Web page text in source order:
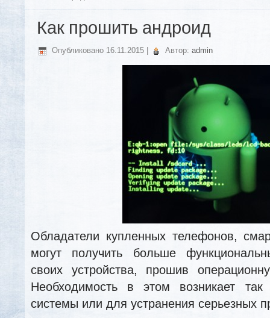
Как прошить андроид
Опубликовано 16.11.2015 Автор: admin
Обладатели купленных телефонов,
могут получить больше
своих устройства, прошив
Необходимость в этом возникает
системы или для устранения серьезных